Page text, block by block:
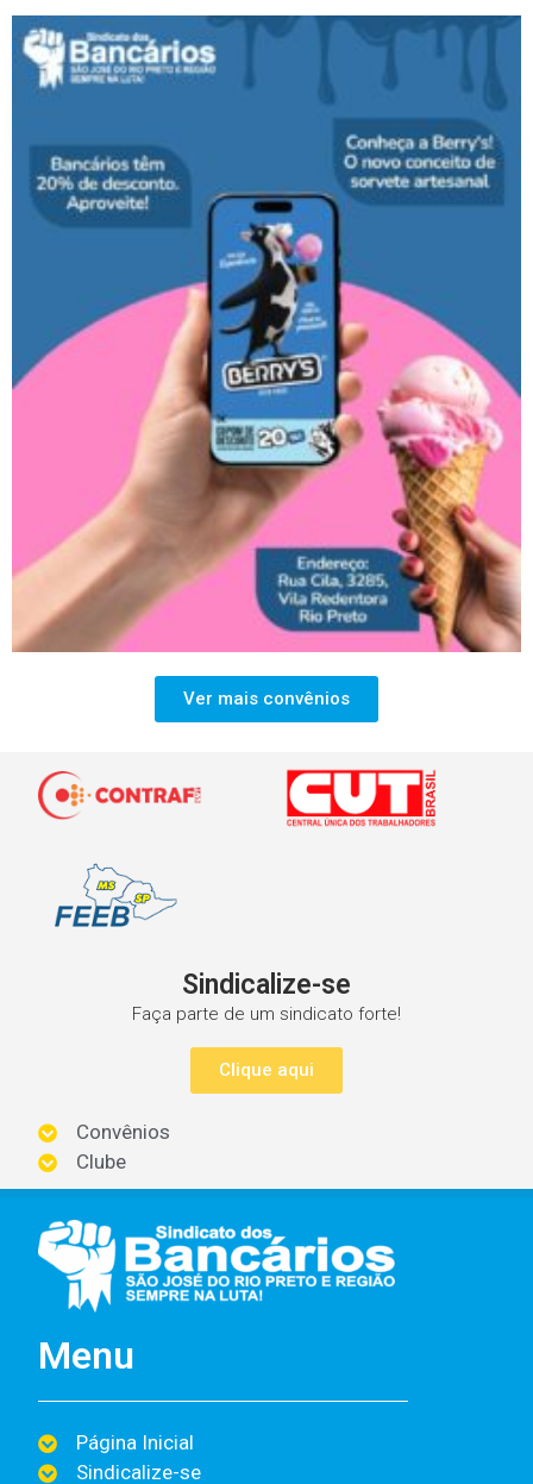
Ver mais convênios
Sindicalize-se
Faça parte de um sindicato forte!
Clique aqui
Convênios
Clube
Menu
Página Inicial
Sindicalize-se